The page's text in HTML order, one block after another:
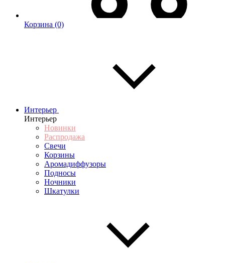
Корзина (0)
Интерьер
Интерьер
Новинки
Распродажа
Свечи
Корзины
Аромадиффузоры
Подносы
Ночники
Шкатулки